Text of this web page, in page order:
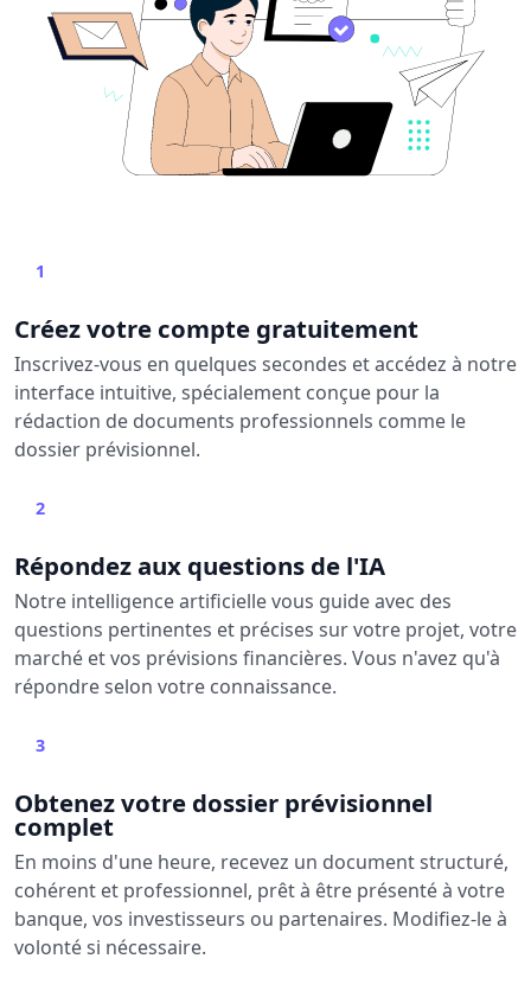
1
Créez votre compte gratuitement
Inscrivez-vous en quelques secondes et accédez à notre
interface intuitive, spécialement conçue pour la
rédaction de documents professionnels comme le
dossier prévisionnel.
2
Répondez aux questions de l'IA
Notre intelligence artificielle vous guide avec des
questions pertinentes et précises sur votre projet, votre
marché et vos prévisions financières. Vous n'avez qu'à
répondre selon votre connaissance.
3
Obtenez votre dossier prévisionnel
complet
En moins d'une heure, recevez un document structuré,
cohérent et professionnel, prêt à être présenté à votre
banque, vos investisseurs ou partenaires. Modifiez-le à
volonté si nécessaire.